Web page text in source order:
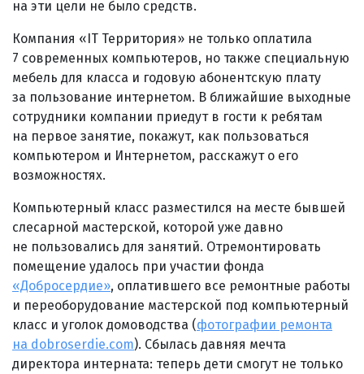
на эти цели не было средств.
Компания «IT Территория» не только оплатила
7 современных компьютеров, но также специальную
мебель для класса и годовую абонентскую плату
за пользование интернетом. В ближайшие выходные
сотрудники компании приедут в гости к ребятам
на первое занятие, покажут, как пользоваться
компьютером и Интернетом, расскажут о его
возможностях.
Компьютерный класс разместился на месте бывшей
слесарной мастерской, которой уже давно
не пользовались для занятий. Отремонтировать
помещение удалось при участии фонда
«Добросердие», оплатившего все ремонтные работы
и переоборудование мастерской под компьютерный
класс и уголок домоводства (фотографии ремонта
на dobroserdie.com). Сбылась давняя мечта
директора интерната: теперь дети смогут не только